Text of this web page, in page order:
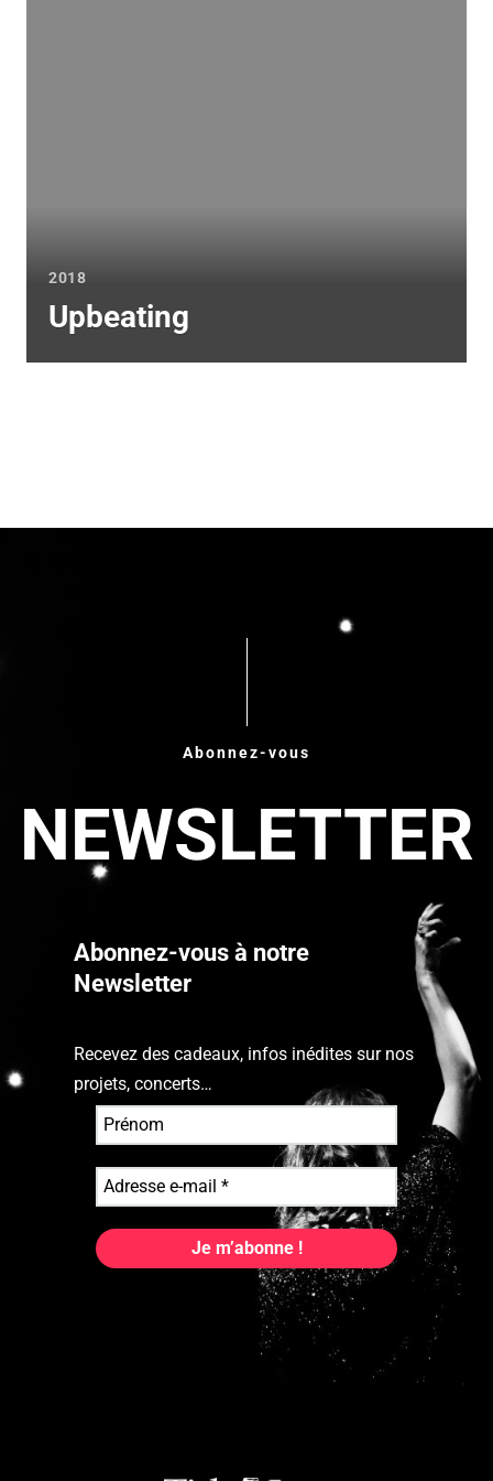
2018
Upbeating
Abonnez-vous
NEWSLETTER
Abonnez-vous à notre
Newsletter
Recevez des cadeaux, infos inédites sur nos
projets, concerts…